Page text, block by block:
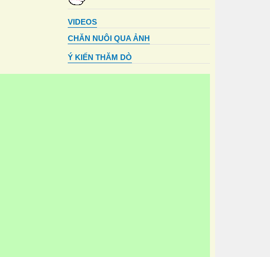
VIDEOS
CHĂN NUÔI QUA ẢNH
Ý KIẾN THĂM DÒ